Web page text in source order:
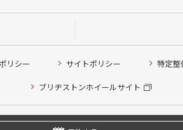
リシー サイトポリシー 特定整
ブリヂストンホイールサイト
© 2024 Bridgestone Retail Co.,Ltd. All rights Reserved.
会員の方はこちらを選択ください
ません